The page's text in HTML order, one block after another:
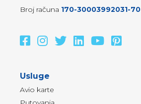
Broj računa 170-30003992031-70
Usluge
Avio karte